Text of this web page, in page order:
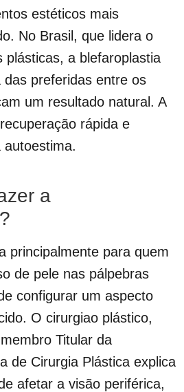
estéticos mais
No Brasil, que lidera o
plásticas, a blefaroplastia
das preferidas entre os
um resultado natural. A
rápida e
autoestima.
a
principalmente para quem
de pele nas pálpebras
configurar um aspecto
O cirurgiao plástico,
Titular da
de Cirurgia Plástica explica
afetar a visão periférica,